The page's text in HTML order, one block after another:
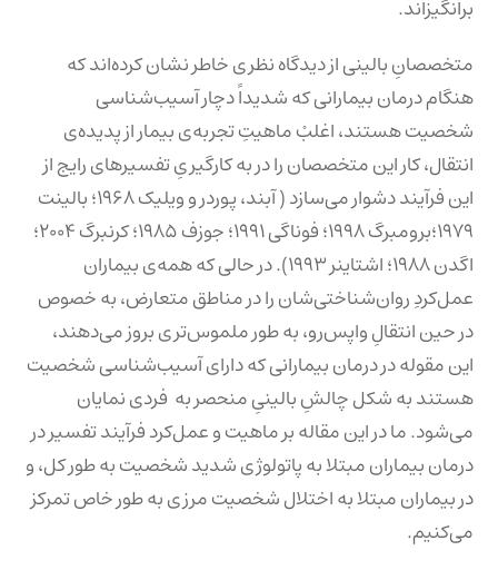
برانگیزاند.
متخصصانِ بالینی از دیدگاه نظری خاطر نشان کرده‌اند که
هنگام درمان بیمارانی که شدیداً دچار آسیب‌شناسی
شخصیت هستند، اغلبْ ماهیتِ تجربه‌‌ی بیمار از پدیده‌ی
انتقال، کار این متخصصان را در به کارگیریِ تفسیرهای رایج از
این فرآیند دشوار می‌سازد ( آبند، پوردر و ویلیک ۱۹۶۸؛ بالینت
۱۹۷۹؛برومبرگ ۱۹۹۸؛ فوناگی ۱۹۹۱؛ جوزف ۱۹۸۵؛ کرنبرگ ۲۰۰۴؛
اگدن ۱۹۸۸؛ اشتاینر ۱۹۹۳). در حالی که همه‌‌ی بیماران
عمل‌کردِ روان‌شناختی‌شان را در مناطق متعارض، به خصوص
در حین انتقالِ واپس‌رو، به طور ملموس‌تری بروز می‌دهند،
این مقوله در درمان بیمارانی که دارای آسیب‌شناسی شخصیت
هستند به شکل چالشِ بالینیِ منحصر به فردی نمایان
می‌شود. ما در این مقاله بر ماهیت و عمل‌کرد فرآیند تفسیر در
درمان بیماران مبتلا به پاتولوژی شدید شخصیت به طور کل، و
در بیماران مبتلا به اختلال شخصیت مرزی به طور خاص تمرکز
می‌کنیم.